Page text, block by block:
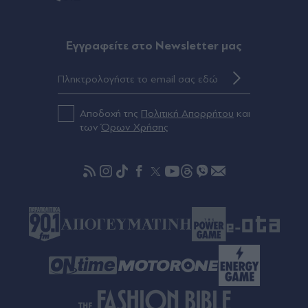
ενεργοποίηση της ρήτρας διαφυγής για την
ενεργειακή ανθεκτικότητα - Νέες επενδύσεις 1
Πριν 29 λεπτά
Λάκης Χαλκιάς: "Λύγισε" η σύζυγός του μπροστά
Φωτιές: Άμεσα οι μελέτες, μέχρι Δεκέμβρη τα
αντιπλημμυρικά έργα - Στις 13:00 η εξειδίκευση
των μέτρων (Βίντεο)
Eγγραφείτε στο Newsletter μας
Αποδοχή της Πολιτική Απορρήτου και
τωνΌρων Χρήσης